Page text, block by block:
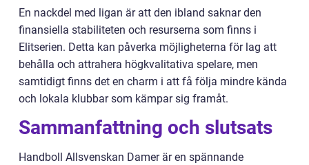
En nackdel med ligan är att den ibland saknar den
finansiella stabiliteten och resurserna som finns i
Elitserien. Detta kan påverka möjligheterna för lag att
behålla och attrahera högkvalitativa spelare, men
samtidigt finns det en charm i att få följa mindre kända
och lokala klubbar som kämpar sig framåt.
Sammanfattning och slutsats
Handboll Allsvenskan Damer är en spännande